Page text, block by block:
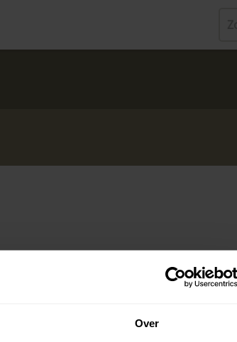
Over
deze straat? Bekijk dan de pagina over de